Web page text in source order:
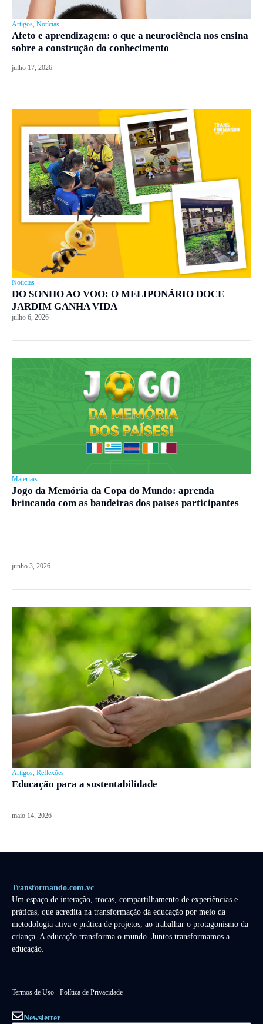
Artigos, Notícias
Afeto e aprendizagem: o que a neurociência nos ensina
sobre a construção do conhecimento
julho 17, 2026
Notícias
DO SONHO AO VOO: O MELIPONÁRIO DOCE
JARDIM GANHA VIDA
julho 6, 2026
Materiais
Jogo da Memória da Copa do Mundo: aprenda
brincando com as bandeiras dos países participantes
junho 3, 2026
Artigos Reflexões
Educação para a sustentabilidade
maio 14, 2026
Transformando.com.vc
Um espaço de interação, trocas, compartilhamento de experiências e
práticas, que acredita na transformação da educação por meio da
metodologia ativa e prática de projetos, ao trabalhar o protagonismo da
criança. A educação transforma o mundo. Juntos transformamos a
educação.
Termos de Uso Política de Privacidade
Newsletter